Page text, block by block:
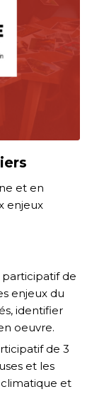
et en
enjeux
participatif de
enjeux du
identifier
oeuvre.
de 3
et les
et